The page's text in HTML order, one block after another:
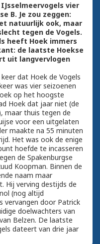
vier
B. Je zou zeggen:
natuurlijk ook, maar
tegen de Vogels.
heeft Hoek immers
de laatste Hoekse
uit langvervlogen
dat Hoek de Vogels
was vier seizoenen
op het hoogste
Hoek dat jaar niet (de
maar thuis tegen de
voor een uitgelaten
maakte na 55 minuten
Het was ook de enige
hoefde te incasseren
de Spakenburgse
Koopman. Binnen de
naam maar
Hij verving destijds de
(nog altijd
vervangen door Patrick
doelwachters van
Belzen. De laatste
dateert van drie jaar